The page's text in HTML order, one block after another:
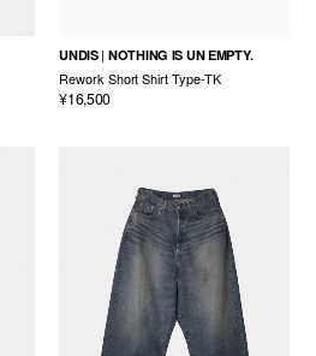
UNDIS NOTHING IS UN EMPTY.
Rework Short Shirt Type-TK
¥16,500